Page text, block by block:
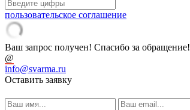
пользовательское соглашение
Ваш запрос получен! Спасибо за обращение!
@
info@svarma.ru
Оставить заявку